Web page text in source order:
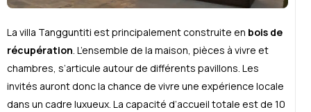
La villa Tangguntiti est principalement construite en bois de
récupération. L’ensemble de la maison, pièces à vivre et
chambres, s’articule autour de différents pavillons. Les
invités auront donc la chance de vivre une expérience locale
dans un cadre luxueux. La capacité d’accueil totale est de 10